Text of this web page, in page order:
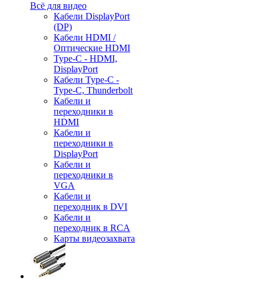
Всё для видео
Кабели DisplayPort
(DP)
Кабели HDMI /
Оптические HDMI
Type-C - HDMI,
DisplayPort
Кабели Type-C -
Type-C, Thunderbolt
Кабели и
переходники в
HDMI
Кабели и
переходники в
DisplayPort
Кабели и
переходники в
VGA
Кабели и
переходник в DVI
Кабели и
переходник в RCA
Карты видеозахвата